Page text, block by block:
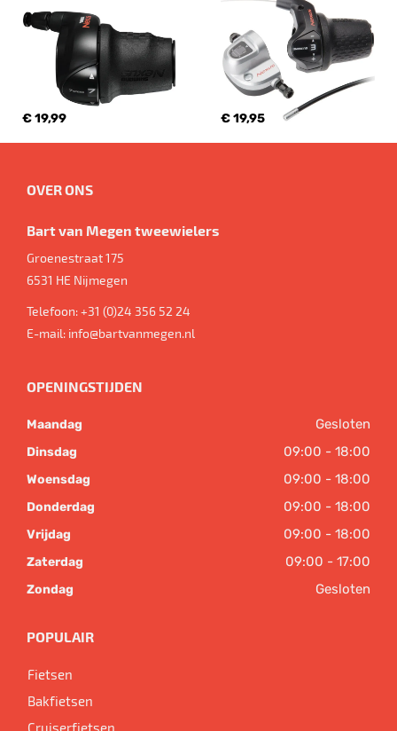
€ 19,99 € 19,95
OVER ONS
Bart van Megen tweewielers
Groenestraat 175
6531 HE Nijmegen
Telefoon:+31 (0)24 356 52 24
E-mail: info@bartvanmegen.nl
OPENINGSTIJDEN
Maandag Gesloten
Dinsdag 09:00 - 18:00
Woensdag 09:00 - 18:00
Donderdag 09:00 - 18:00
Vrijdag 09:00 - 18:00
Zaterdag 09:00 - 17:00
Zondag Gesloten
POPULAIR
Fietsen
Bakfietsen
Cruiserfietsen